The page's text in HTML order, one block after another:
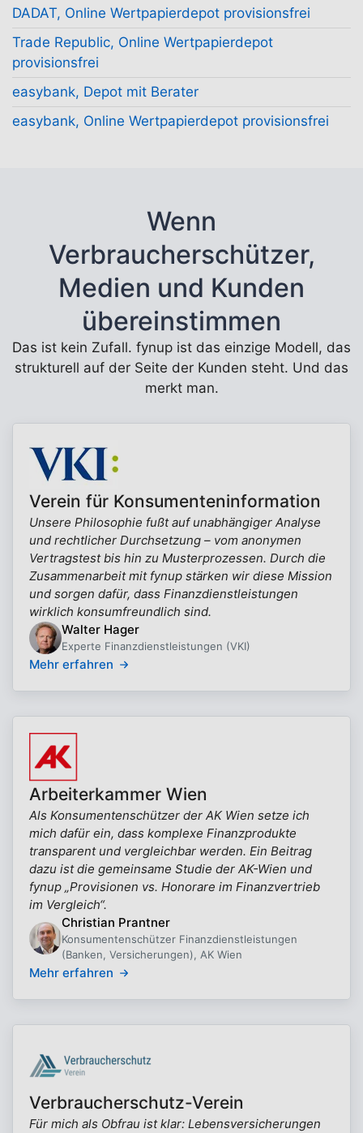
DADAT, Online Wertpapierdepot provisionsfrei
Trade Republic, Online Wertpapierdepot
provisionsfrei
easybank, Depot mit Berater
easybank, Online Wertpapierdepot provisionsfrei
Wenn
Verbraucherschützer,
Medien und Kunden
übereinstimmen
Das ist kein Zufall. fynup ist das einzige Modell, das
strukturell auf der Seite der Kunden steht. Und das
merkt man.
Verein für Konsumenteninformation
Unsere Philosophie fußt auf unabhängiger Analyse
und rechtlicher Durchsetzung – vom anonymen
Vertragstest bis hin zu Musterprozessen. Durch die
Zusammenarbeit mit fynup stärken wir diese Mission
und sorgen dafür, dass Finanzdienstleistungen
wirklich konsumfreundlich sind.
Walter Hager
Experte Finanzdienstleistungen (VKI)
Mehr erfahren
Arbeiterkammer Wien
Als Konsumentenschützer der AK Wien setze ich
mich dafür ein, dass komplexe Finanzprodukte
transparent und vergleichbar werden. Ein Beitrag
dazu ist die gemeinsame Studie der AK-Wien und
fynup „Provisionen vs. Honorare im Finanzvertrieb
im Vergleich“.
Christian Prantner
Konsumentenschützer Finanzdienstleistungen
(Banken, Versicherungen), AK Wien
Mehr erfahren
Verbraucherschutz-Verein
Für mich als Obfrau ist klar: Lebensversicherungen